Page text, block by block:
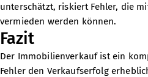
unterschätzt, riskiert Fehler, die
vermieden werden können.
Fazit
Der Immobilienverkauf ist ein
Fehler den Verkaufserfolg